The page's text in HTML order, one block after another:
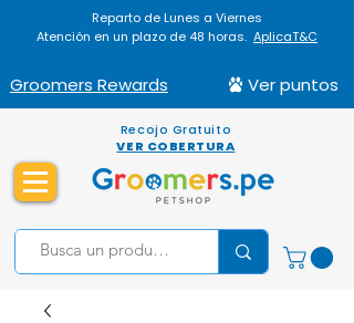
Reparto de Lunes a Viernes
Atención en un plazo de 48 horas. AplicaT&C
Groomers Rewards Ver puntos
Recojo Gratuito
VER COBERTURA